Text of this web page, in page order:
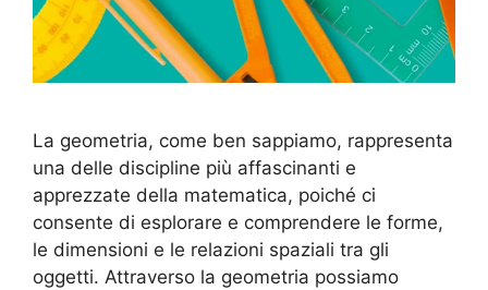
La geometria, come ben sappiamo, rappresenta
una delle discipline più affascinanti e
apprezzate della matematica, poiché ci
consente di esplorare e comprendere le forme,
le dimensioni e le relazioni spaziali tra gli
oggetti. Attraverso la geometria possiamo